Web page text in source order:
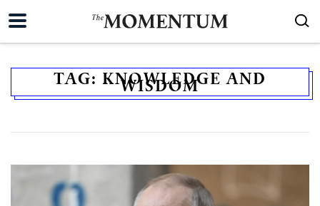
TAG: KNOWLEDGE AND
WISDOM